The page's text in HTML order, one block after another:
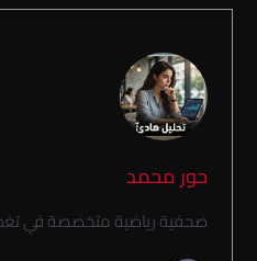
حور محمد
صحفية رياضية متخصصة في